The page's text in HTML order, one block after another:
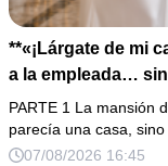
**«¡Lárgate de mi
a la empleada…
secreto que todos
PARTE 1 La mansión
parecía una casa,
07/08/2026 16:45